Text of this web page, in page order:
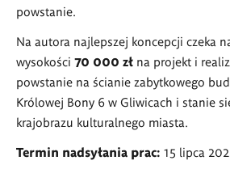
powstanie.
Na autora najlepszej koncepcji czeka
wysokości 70 000 zł na projekt i
powstanie na ścianie zabytkowego
Królowej Bony 6 w Gliwicach i stanie
krajobrazu kulturalnego miasta.
Termin nadsyłania prac: 15 lipca